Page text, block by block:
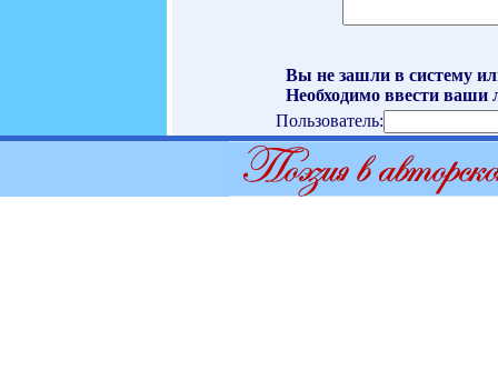
Вы не зашли в систему
Необходимо ввести ваши
Пользователь: